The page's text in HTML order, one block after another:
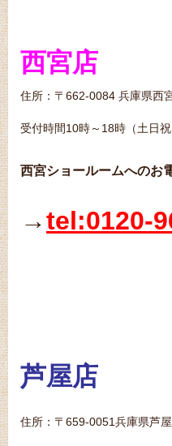
西宮店
住所：〒662-0084 兵庫県西
受付時間10時～18時（土日
西宮ショールームへのお
→tel:0120-
芦屋店
住所：〒659-0051兵庫県芦